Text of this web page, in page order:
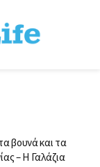
βουνά και τα
– Η Γαλάζια